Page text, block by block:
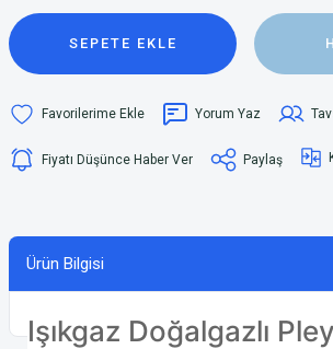
SEPETE EKLE
Yorum Yaz
Fiyatı Düşünce Haber Ver Paylaş
Ürün Bilgisi
Işıkgaz Doğalgazlı